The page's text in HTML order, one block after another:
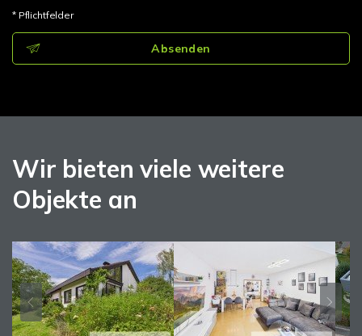
* Pflichtfelder
Absenden
Wir bieten viele weitere
Objekte an